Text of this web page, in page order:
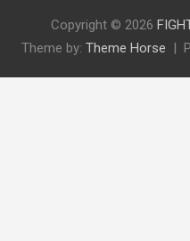
Copyright © 2026
Theme by: Theme Horse